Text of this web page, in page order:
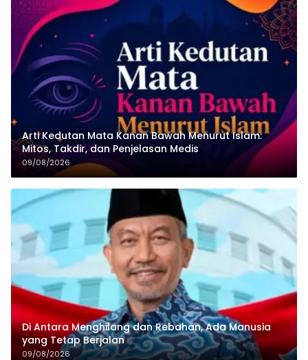
Arti Kedutan Mata Kanan Bawah Menurut Islam:
Mitos, Takdir, dan Penjelasan Medis
09/08/2026
Di Antara Menghilang dan Rebahan, Ada Manusia
yang Tetap Berjalan
09/08/2026